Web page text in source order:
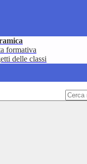
formativa
delle classi